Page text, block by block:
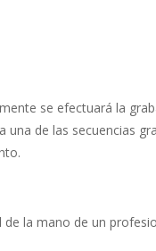
se efectuará la
una de las secuencias
la mano de un